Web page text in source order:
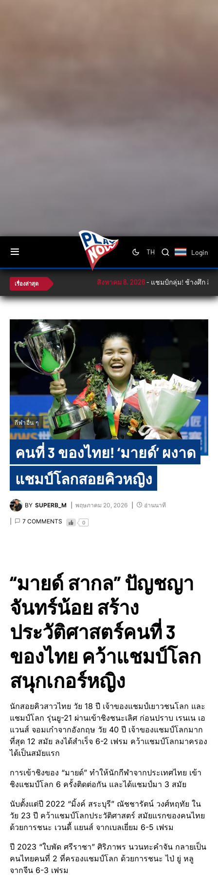
TH Login
เรื่องล่าสุด สิงหาคม 8, 2026-แชมป์กลุ่ม! ช้างศึก ลิ่วตัด
กีฬาอื่น ๆ
คนที่ 3 ของไทย! ‘มายด์’ ผงาด
แชมป์โลกสอยคิวหญิง
BY SUPERB_M พฤษภาคม 20, 2026 อ่านนาที
7 COMMENTS 0
“มายด์ สากล” ปัญชญา
จันทร์น้อย สร้าง
ประวัติศาสตร์คนที่ 3
ของไทย คว้าแชมป์โลก
สนุกเกอร์หญิง
นักสอยคิวสาวไทย วัย 18 ปี เจ้าของแชมป์เยาวชนโลก และ
แชมป์โลก รุ่นยู-21 ผ่านเข้าชิงชนะเลิศ ก่อนปราบ เรนเน เอ
แวนส์ จอมเก๋าจากอังกฤษ วัย 40 ปี เจ้าของแชมป์โลกมาก
ที่สุด 12 สมัย ลงได้สำเร็จ 6-2 เฟรม คว้าแชมป์โลกมาครอง
ได้เป็นสมัยแรก
การเข้าชิงของ “มายด์” ทำให้นักกีฬาจากประเทศไทย เข้า
ชิงแชมป์โลก 6 ครั้งติดต่อกัน และได้แชมป์มา 3 สมัย
นับตั้งแต่ปี 2022 “มิ้งค์ สระบุรี” ณัชชารัตน์ วงศ์หฤทัย ใน
วัย 23 ปี คว้าแชมป์โลกประวัติศาสตร์ สมัยแรกของคนไทย
ด้วยการชนะ เวนดี้ แยนส์ จากเบลเยี่ยม 6-5 เฟรม
ปี 2023 “ใบพัด ศรีราชา” ศิริภาพร นวนทะคำจัน กลายเป็น
คนไทยคนที่ 2 ที่ครองแชมป์โลก ด้วยการชนะ ไป่ ยู่ หลู
จากจีน 6-3 เฟรม